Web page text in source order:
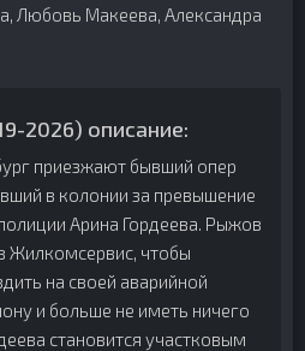
Любовь Макеева, Александра
2026) описание:
приезжают бывший опер
в колонии за превышение
Арина Гордеева. Рыжов
Жилкомсервис, чтобы
на своей аварийной
и больше не иметь ничего
становится участковым